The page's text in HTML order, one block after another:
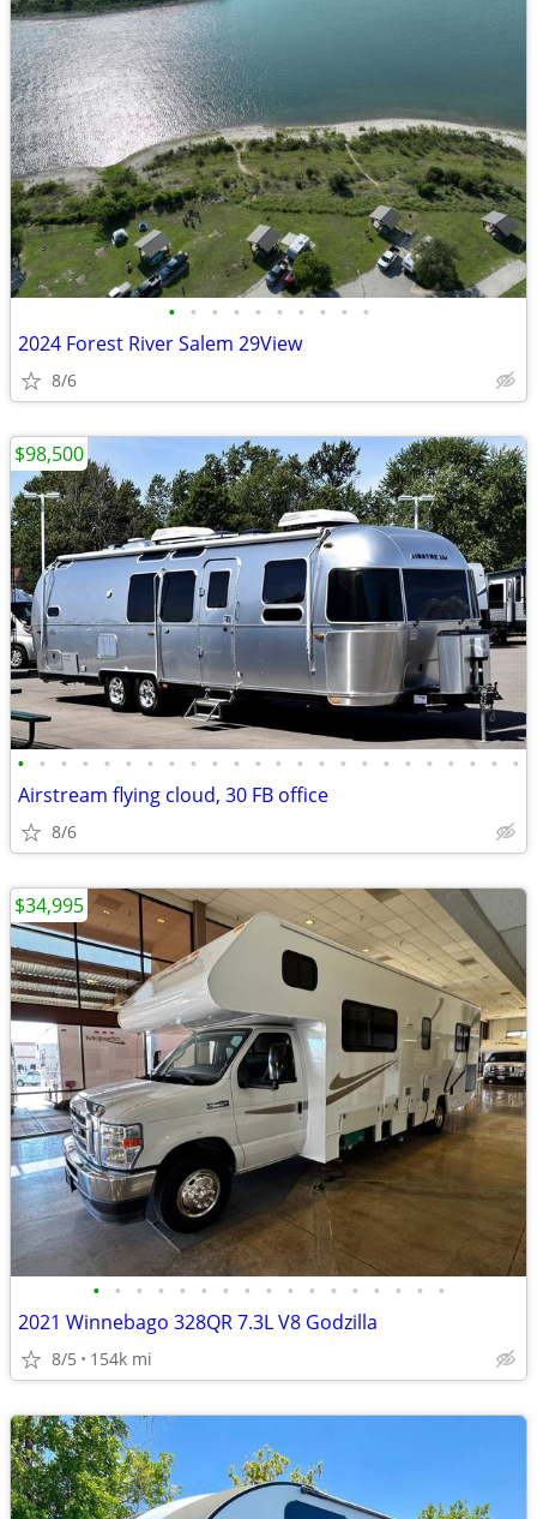
• • • • • • • • • •
2024 Forest River Salem 29View
8/6
• • • • • • • • • • • • • • • • • • • • • • • •
Airstream flying cloud, 30 FB office
8/6
$98,500
• • • • • • • • • • • • • • • • •
2021 Winnebago 328QR 7.3L V8 Godzilla
8/5 154k mi
$34,995